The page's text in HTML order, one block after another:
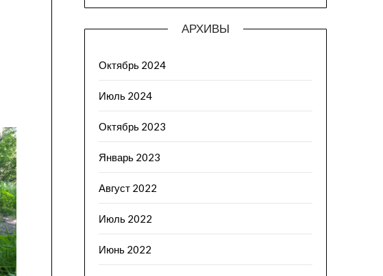
АРХИВЫ
Октябрь 2024
Июль 2024
Октябрь 2023
Январь 2023
Август 2022
Июль 2022
Июнь 2022